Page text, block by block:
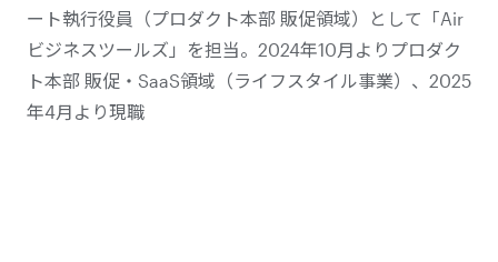
ート執行役員（プロダクト本部 販促領域）として「Air
ビジネスツールズ」を担当。2024年10月よりプロダク
ト本部 販促・SaaS領域（ライフスタイル事業）、2025
年4月より現職